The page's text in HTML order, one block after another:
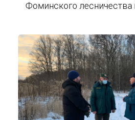
Фоминского лесничества